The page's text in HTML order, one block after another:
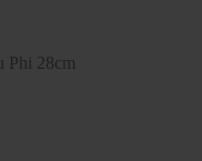
Phi 28cm